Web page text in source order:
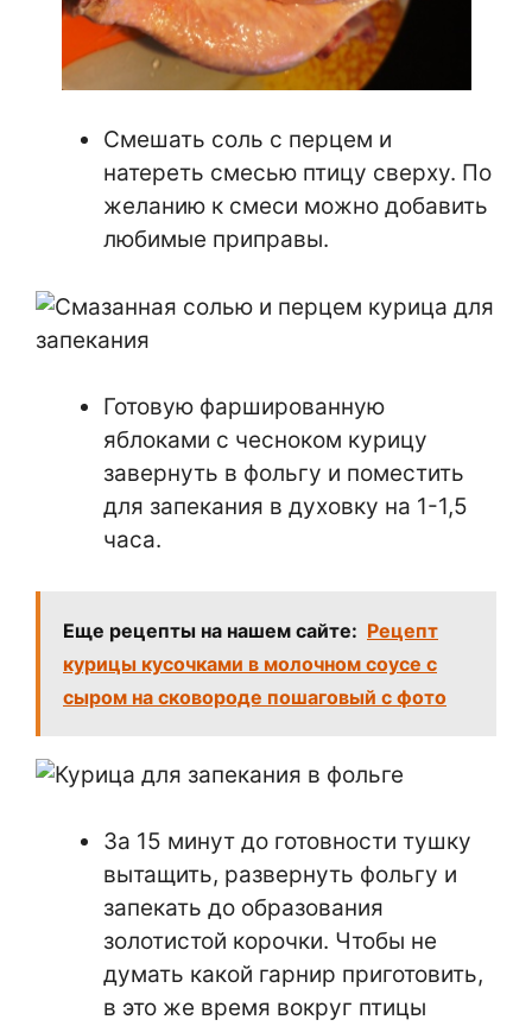
Смешать соль с перцем и
натереть смесью птицу сверху. По
желанию к смеси можно добавить
любимые приправы.
Готовую фаршированную
яблоками с чесноком курицу
завернуть в фольгу и поместить
для запекания в духовку на 1-1,5
часа.
Еще рецепты на нашем сайте: Рецепт
курицы кусочками в молочном соусе с
сыром на сковороде пошаговый с фото
За 15 минут до готовности тушку
вытащить, развернуть фольгу и
запекать до образования
золотистой корочки. Чтобы не
думать какой гарнир приготовить,
в это же время вокруг птицы